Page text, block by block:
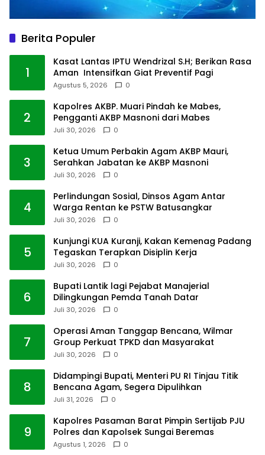
Berita Populer
1
Kasat Lantas IPTU Wendrizal S.H; Berikan Rasa
Aman Intensifkan Giat Preventif Pagi
Agustus 5, 2026 0
2
Kapolres AKBP. Muari Pindah ke Mabes,
Pengganti AKBP Masnoni dari Mabes
Juli 30, 2026 0
3
Ketua Umum Perbakin Agam AKBP Mauri,
Serahkan Jabatan ke AKBP Masnoni
Juli 30, 2026 0
4
Perlindungan Sosial, Dinsos Agam Antar
Warga Rentan ke PSTW Batusangkar
Juli 30, 2026 0
5
Kunjungi KUA Kuranji, Kakan Kemenag Padang
Tegaskan Terapkan Disiplin Kerja
Juli 30, 2026 0
6
Bupati Lantik lagi Pejabat Manajerial
Dilingkungan Pemda Tanah Datar
Juli 30, 2026 0
7
Operasi Aman Tanggap Bencana, Wilmar
Group Perkuat TPKD dan Masyarakat
Juli 30, 2026 0
8
Didampingi Bupati, Menteri PU RI Tinjau Titik
Bencana Agam, Segera Dipulihkan
Juli 31, 2026 0
9
Kapolres Pasaman Barat Pimpin Sertijab PJU
Polres dan Kapolsek Sungai Beremas
Agustus 1, 2026 0